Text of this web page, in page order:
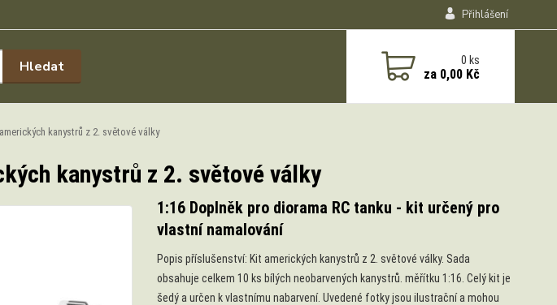
Přihlášení
Hledat 0ks
za 0,00 Kč
kanystrů z 2. světové války
kanystrů z 2. světové války
1:16 Doplněk pro diorama RC tanku - kit určený pro
vlastní namalování
Popis příslušenství: Kit amerických kanystrů z 2. světové války. Sada
obsahuje celkem 10 ks bílých neobarvených kanystrů. měřítku 1:16. Celý kit je
šedý a určen k vlastnímu nabarvení. Uvedené fotky jsou ilustrační a mohou